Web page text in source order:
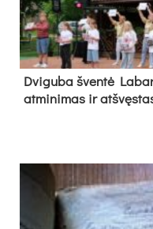
Dvi­gu­ba šven­tė
at­mi­ni­mas ir